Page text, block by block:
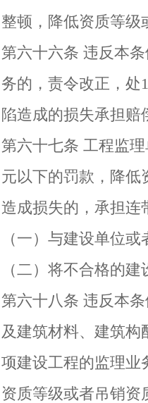
整顿，降低资质等级
第六十六条 违反本
务的，责令改正，处
陷造成的损失承担赔
第六十七条 工程监
元以下的罚款，降低
造成损失的，承担连
（一）与建设单位
（二）将不合格的
第六十八条 违反本
及建筑材料、建筑构
项建设工程的监理业
资质等级或者吊销资